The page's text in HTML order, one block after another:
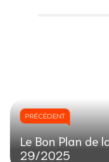
PRÉCÉDENT
Le Bon Plan de
29/2025